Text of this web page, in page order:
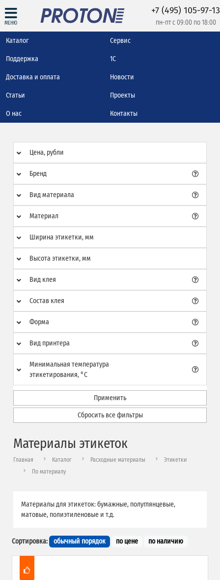
МЕНЮ
+7 (495) 105-97-13
пн-пт с 09:00 по 18:00
Каталог Сервис
Поддержка 1С
Доставка и оплата Новости
Статьи Проекты
О нас Контакты
Цена, рубли
Бренд
Вид материала
Материал
Ширина этикетки, мм
Высота этикетки, мм
Вид клея
Состав клея
Форма
Вид принтера
Минимальная температура
этикетирования, °C
Применить
Сбросить все фильтры
Материалы этикеток
Главная Каталог Расходные материалы
Этикетки
По материалу
Материалы для этикеток: бумажные, полуглянцевые,
матовые, полиэтиленовые и т.д.
Сортировка: обычный порядок по цене по наличию